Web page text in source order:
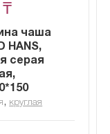
₸
чаша
HANS,
серая
, круглая